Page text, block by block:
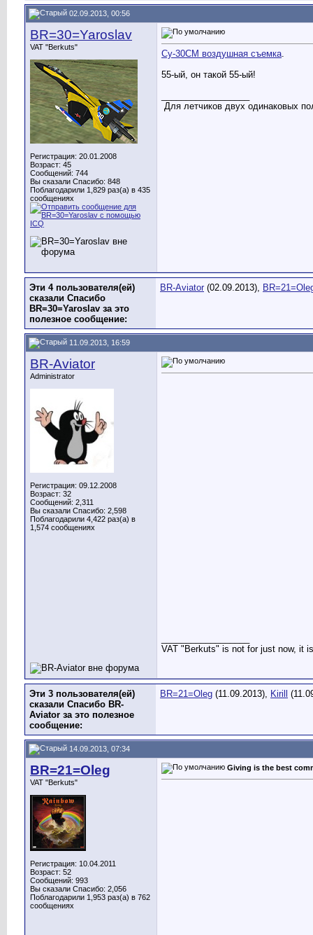
02.09.2013, 00:56
BR=30=Yaroslav
VAT "Berkuts"
Регистрация: 20.01.2008
Возраст: 45
Сообщений: 744
Вы сказали Спасибо: 848
Поблагодарили 1,829 раз(а) в 435
сообщениях
Су-30СМ воздушная съемка.
55-ый, он такой 55-ый!
Для летчиков двух одинаковых
Эти 4 пользователя(ей)
сказали Спасибо
BR=30=Yaroslav за это
полезное сообщение:
BR-Aviator (02.09.2013),
11.09.2013, 16:59
BR-Aviator
Administrator
Регистрация: 09.12.2008
Возраст: 32
Сообщений: 2,311
Вы сказали Спасибо: 2,598
Поблагодарили 4,422 раз(а) в
1,574 сообщениях
VAT "Berkuts" is not for just now, it
Эти 3 пользователя(ей)
сказали Спасибо BR-
Aviator за это полезное
сообщение:
BR=21=Oleg (11.09.2013), Kirill
14.09.2013, 07:34
BR=21=Oleg
VAT "Berkuts"
Регистрация: 10.04.2011
Возраст: 52
Сообщений: 993
Вы сказали Спасибо: 2,056
Поблагодарили 1,953 раз(а) в 762
сообщениях
Giving is the best